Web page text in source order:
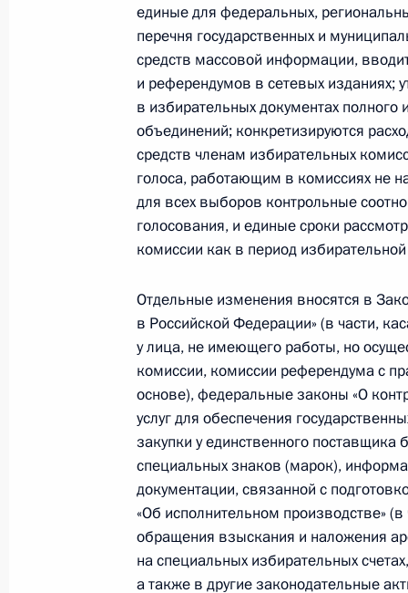
В Кодекс об административных
размера административного
9 марта 2016 года, 14:00
В Налоговый кодекс внесены
госпошлины за регистрацию
9 марта 2016 года, 13:55
Внесены изменения в закон о
и пикетированиях
9 марта 2016 года, 13:50
Внесены изменения в статью 1174
Внесены изменения в закон об
единые для федеральных,
перечня государственных и
средств массовой информации,
и референдумов в сетевых изданиях;
в избирательных документах
объединений; конкретизируются
средств членам избирательных
голоса, работающим в комиссиях не
для всех выборов контрольные
голосования, и единые сроки
комиссии как в период
Отдельные изменения вносятся в
в Российской Федерации» (в части,
у лица, не имеющего работы, но
комиссии, комиссии референдума с
основе), федеральные законы «О
услуг для обеспечения
закупки у единственного поставщика
специальных знаков (марок),
документации, связанной с
«Об исполнительном производстве»
обращения взыскания и наложения
на специальных избирательных
а также в другие законодательные